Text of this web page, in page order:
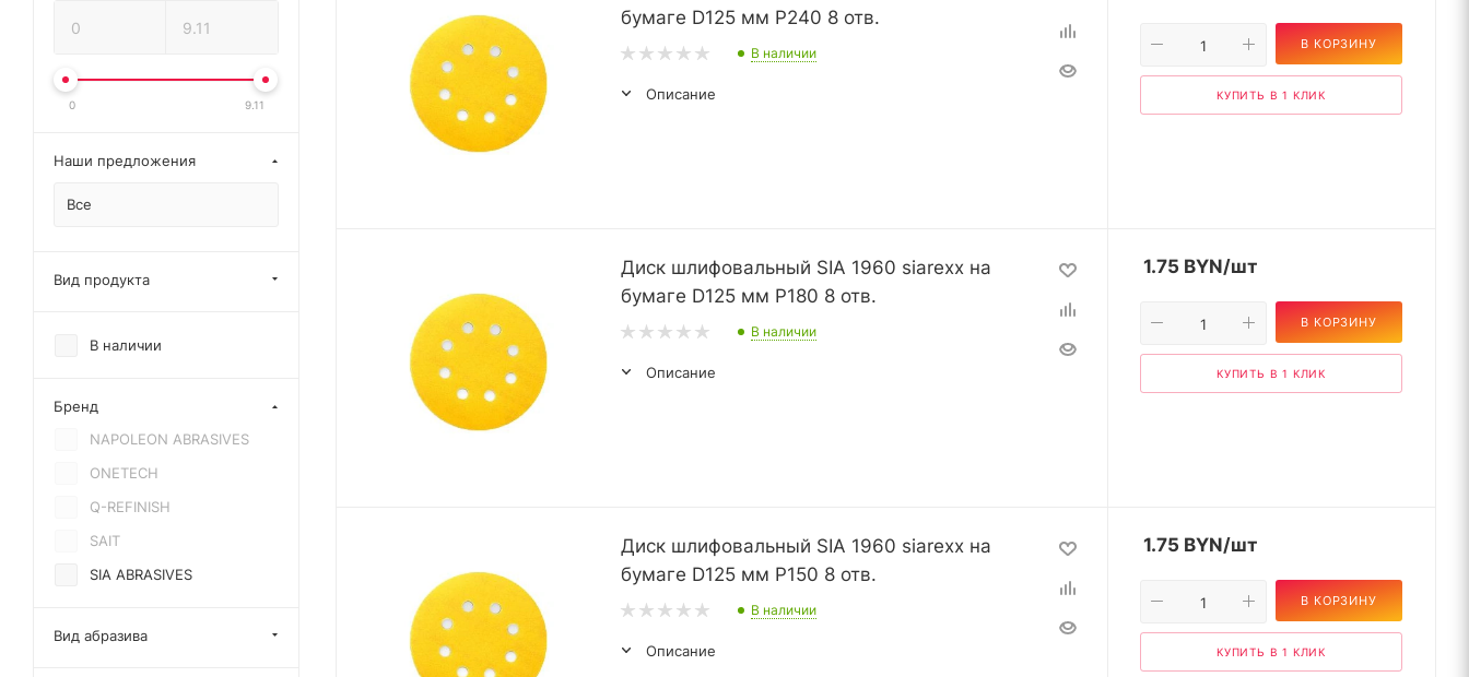
бумаге D125 мм P240 8 отв.
В наличии
Описание
В КОРЗИНУ
КУПИТЬ В 1 КЛИК
Диск шлифовальный SIA 1960 siarexx на
бумаге D125 мм P180 8 отв.
В наличии
Описание
1.75 BYN/шт
В КОРЗИНУ
КУПИТЬ В 1 КЛИК
Диск шлифовальный SIA 1960 siarexx на
бумаге D125 мм P150 8 отв.
В наличии
Описание
1.75 BYN/шт
В КОРЗИНУ
КУПИТЬ В 1 КЛИК
0 9.11
Наши предложения
Все
Вид продукта
В наличии
Бренд
NAPOLEON ABRASIVES
ONETECH
Q-REFINISH
SAIT
SIA ABRASIVES
Вид абразива